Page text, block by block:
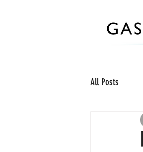
All Posts